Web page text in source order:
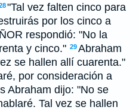
"Tal vez falten cinco para
por los cinco a
respondió: "No la
y cinco." 29Abraham
se hallen allí cuarenta."
por consideración a
Abraham dijo: "No se
Tal vez se hallen